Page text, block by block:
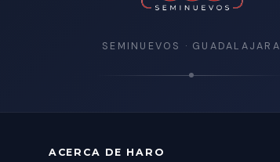
SEMINUEVOS · GUADALAJARA
ACERCA DE HARO